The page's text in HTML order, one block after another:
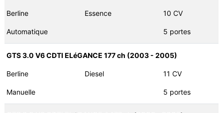
Berline Essence 10 CV
Automatique 5 portes
GTS 3.0 V6 CDTI ELéGANCE 177 ch (2003 - 2005)
Berline Diesel 11 CV
Manuelle 5 portes